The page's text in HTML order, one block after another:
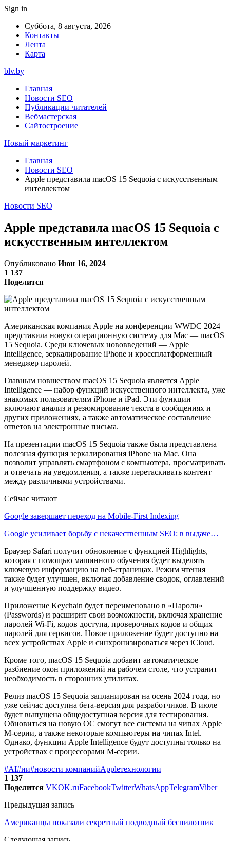
Sign in
Суббота, 8 августа, 2026
Контакты
Лента
Карта
blv.by
Главная
Новости SEO
Публикации читателей
Вебмастерская
Сайтостроение
Новый маркетинг
Главная
Новости SEO
Apple представила macOS 15 Sequoia с искусственным
интеллектом
Новости SEO
Apple представила macOS 15 Sequoia с
искусственным интеллектом
Опубликовано Июн 16, 2024
1 137
Поделится
Американская компания Apple на конференции WWDC 2024
представила новую операционную систему для Mac — macOS
15 Sequoia. Среди ключевых нововведений — Apple
Intelligence, зеркалирование iPhone и кроссплатформенный
менеджер паролей.
Главным новшеством macOS 15 Sequoia является Apple
Intelligence — набор функций искусственного интеллекта, уже
знакомых пользователям iPhone и iPad. Эти функции
включают анализ и резюмирование текста в сообщениях и
других приложениях, а также автоматическое составление
ответов на электронные письма.
На презентации macOS 15 Sequoia также была представлена
полезная функция зеркалирования iPhone на Mac. Она
позволит управлять смартфоном с компьютера, просматривать
и отвечать на уведомления, а также перетаскивать контент
между различными устройствами.
Сейчас читают
Google завершает переход на Mobile-First Indexing
Google усиливает борьбу с некачественным SEO: в выдаче…
Браузер Safari получит обновление с функцией Highlights,
которая с помощью машинного обучения будет выделять
ключевую информацию на веб-страницах. Режим чтения
также будет улучшен, включая добавление сводок, оглавлений
и улучшенную поддержку видео.
Приложение Keychain будет переименовано в «Пароли»
(Passwords) и расширит свои возможности, включая хранение
паролей Wi-Fi, кодов доступа, проверочных кодов и общих
паролей для сервисов. Новое приложение будет доступно на
всех устройствах Apple и синхронизироваться через iCloud.
Кроме того, macOS 15 Sequoia добавит автоматическое
разбиение окон приложений на рабочем столе, что устранит
необходимость в сторонних утилитах.
Релиз macOS 15 Sequoia запланирован на осень 2024 года, но
уже сейчас доступна бета-версия для разработчиков. В июле
будет выпущена общедоступная версия для тестирования.
Обновиться на новую ОС смогут все системы на чипах Apple
M-серии, а также некоторые компьютеры на чипах Intel.
Однако, функции Apple Intelligence будут доступны только на
устройствах с процессорами M-серии.
#AI#ии#новости компанийAppleтехнологии
1 137
Поделится VKOK.ruFacebookTwitterWhatsAppTelegramViber
Предыдущая запись
Американцы показали секретный подводный беспилотник